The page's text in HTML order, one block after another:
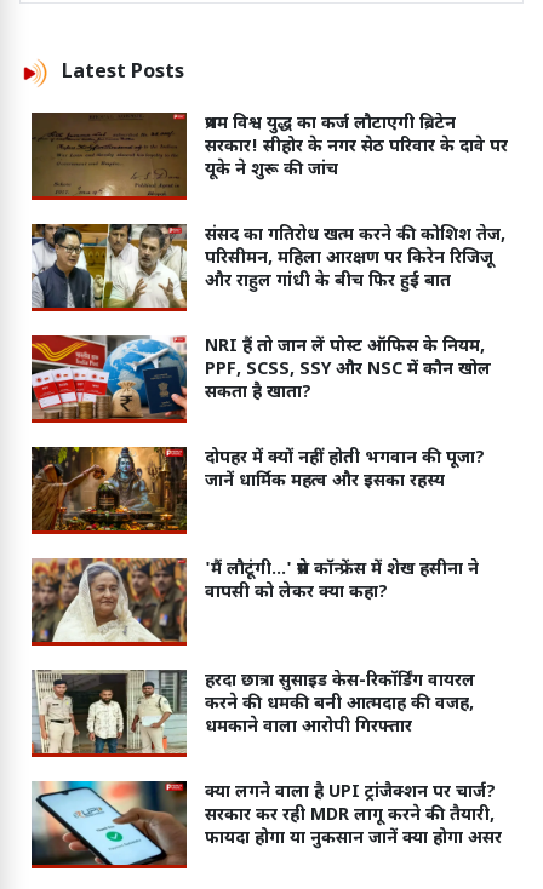
Latest Posts
प्रथम विश्व युद्ध का कर्ज लौटाएगी ब्रिटेन
सरकार! सीहोर के नगर सेठ परिवार के दावे पर
यूके ने शुरू की जांच
संसद का गतिरोध खत्म करने की कोशिश तेज,
परिसीमन, महिला आरक्षण पर किरेन रिजिजू
NRI हैं तो जान लें पोस्ट ऑफिस के नियम,
PPF, SCSS, SSY और NSC में कौन खोल
सकता है खाता?
दोपहर में क्यों नहीं होती भगवान की पूजा?
जानें धार्मिक महत्व और इसका रहस्य
'मैं लौटूंगी...' प्रेस कॉन्फ्रेंस में शेख हसीना ने
वापसी को लेकर क्या कहा?
हरदा छात्रा सुसाइड केस-रिकॉर्डिंग वायरल
करने की धमकी बनी आत्मदाह की वजह,
धमकाने वाला आरोपी गिरफ्तार
क्या लगने वाला है UPI ट्रांजैक्शन पर चार्ज?
सरकार कर रही MDR लागू करने की तैयारी,
फायदा होगा या नुकसान जानें क्या होगा असर